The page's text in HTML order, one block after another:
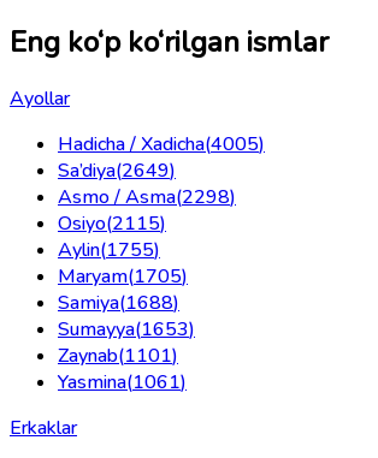
Eng ko‘p ko‘rilgan ismlar
Ayollar
Hadicha / Xadicha(4005)
Sa’diya(2649)
Asmo / Asma(2298)
Osiyo(2115)
Aylin(1755)
Maryam(1705)
Samiya(1688)
Sumayya(1653)
Zaynab(1101)
Yasmina(1061)
Erkaklar